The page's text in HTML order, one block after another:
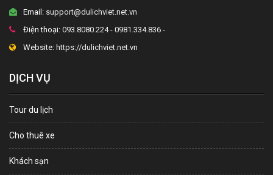
Email: support@dulichviet.net.vn
Điện thoại: 093.8080.224 - 0981.334.836 -
Website: https://dulichviet.net.vn
DỊCH VỤ
Tour du lịch
Cho thuê xe
Khách sạn